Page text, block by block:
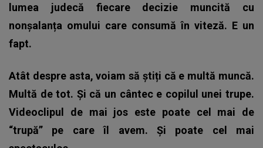
lumea judecă fiecare decizie muncită cu
nonșalanța omului care consumă în viteză. E un
fapt.
Atât despre asta, voiam să știți că e multă muncă.
Multă de tot. Și că un cântec e copilul unei trupe.
Videoclipul de mai jos este poate cel mai de
“trupă” pe care îl avem. Și poate cel mai